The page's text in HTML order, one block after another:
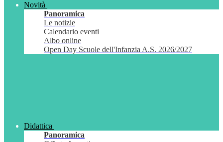
Novità
Panoramica
Le notizie
Calendario eventi
Albo online
Open Day Scuole dell'Infanzia A.S. 2026/2027
Didattica
Panoramica